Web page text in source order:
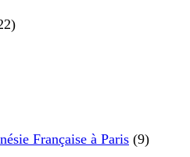
Française à Paris (9)